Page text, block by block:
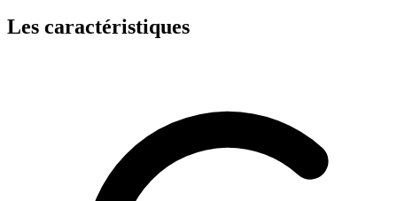
Les caractéristiques